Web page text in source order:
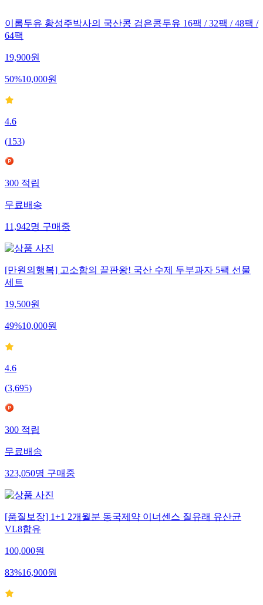
이롬두유 황성주박사의 국산콩 검은콩두유 16팩 / 32팩 / 48팩 /
64팩
19,900원
50%10,000원
4.6
(153)
300적립
무료배송
11,942명구매중
[만원의행복] 고소함의 끝판왕! 국산 수제 두부과자 5팩 선물
세트
19,500원
49%10,000원
4.6
(3,695)
300적립
무료배송
323,050명구매중
[품질보장] 1+1 2개월분 동국제약 이너센스 질유래 유산균
VL8함유
100,000원
83%16,900원